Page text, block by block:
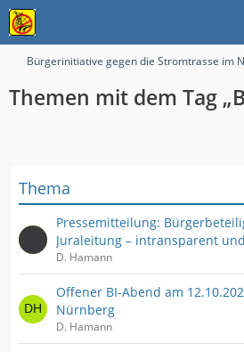
Bürgerinitiative gegen die Stromtrasse im
Themen mit dem Tag
Thema
Pressemitteilung:
Juraleitung – intransparent
D. Hamann
Offener BI-Abend am
Nürnberg
D. Hamann